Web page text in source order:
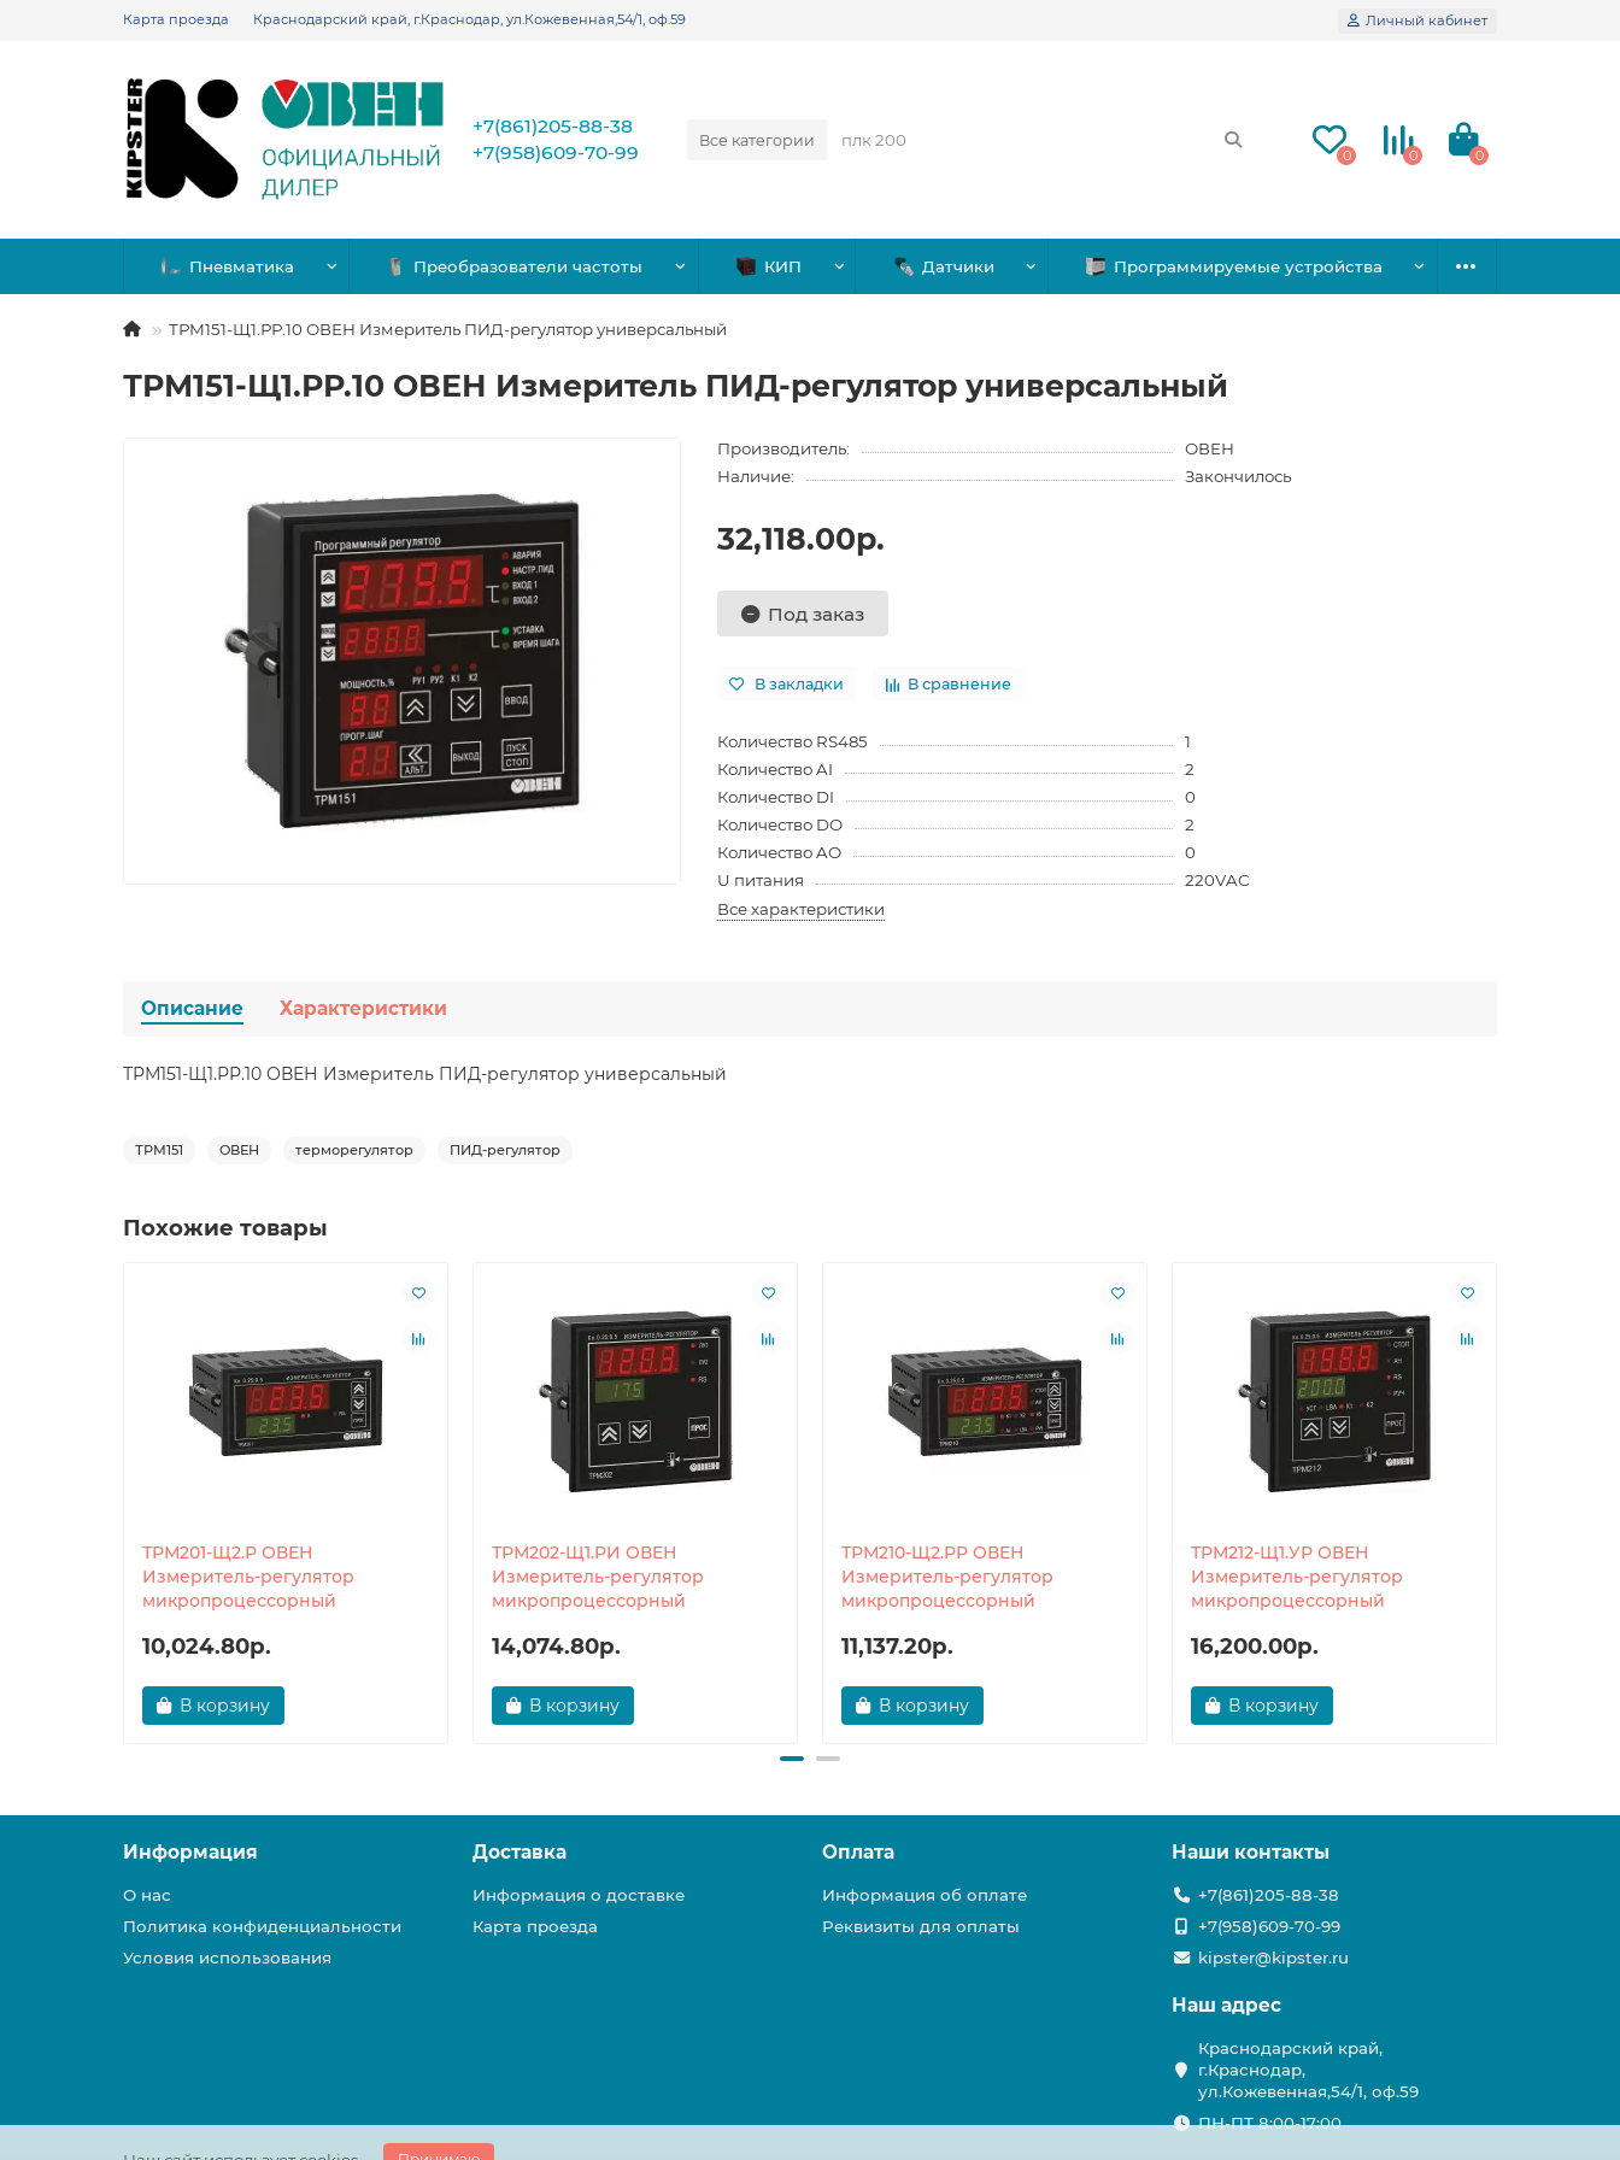
Карта проезда Краснодарский край, г.Краснодар, ул.Кожевенная,54/1, оф.59 Личный кабинет
Все категории
+7(861)205-88-38
+7(958)609-70-99
0 0 0
Пневматика Преобразователи частоты КИП Датчики Программируемые устройства
ТРМ151-Щ1.РР.10 ОВЕН Измеритель ПИД-регулятор универсальный
ТРМ151-Щ1.РР.10 ОВЕН Измеритель ПИД-регулятор универсальный
Производитель:
ОВЕН
Наличие:
Закончилось
32,118.00р.
Под заказ
В закладки В сравнение
Количество RS485
1
Количество AI
2
Количество DI
0
Количество DO
2
Количество AO
0
U питания
220VAC
Все характеристики
Описание Характеристики
ТРМ151-Щ1.РР.10 ОВЕН Измеритель ПИД-регулятор универсальный
ТРМ151 ОВЕН терморегулятор ПИД-регулятор
Похожие товары
ТРМ201-Щ2.Р ОВЕН
Измеритель-регулятор
микропроцессорный
10,024.80р.
В корзину
ТРМ202-Щ1.РИ ОВЕН
Измеритель-регулятор
микропроцессорный
14,074.80р.
В корзину
ТРМ210-Щ2.РР ОВЕН
Измеритель-регулятор
микропроцессорный
11,137.20р.
В корзину
ТРМ212-Щ1.УР ОВЕН
Измеритель-регулятор
микропроцессорный
16,200.00р.
В корзину
Информация
О нас
Политика конфиденциальности
Условия использования
Доставка
Информация о доставке
Карта проезда
Оплата
Информация об оплате
Реквизиты для оплаты
Наши контакты
+7(861)205-88-38
+7(958)609-70-99
kipster@kipster.ru
Наш адрес
Краснодарский край,
г.Краснодар,
ул.Кожевенная,54/1, оф.59
ПН-ПТ 8:00-17:00